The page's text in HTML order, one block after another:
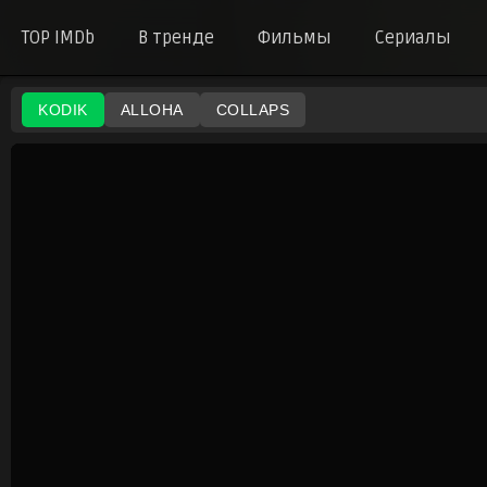
TOP IMDb В тренде Фильмы Сериалы
KODIK ALLOHA COLLAPS